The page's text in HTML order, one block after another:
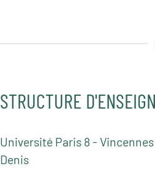
STRUCTURE
Université Paris 8 -
Denis